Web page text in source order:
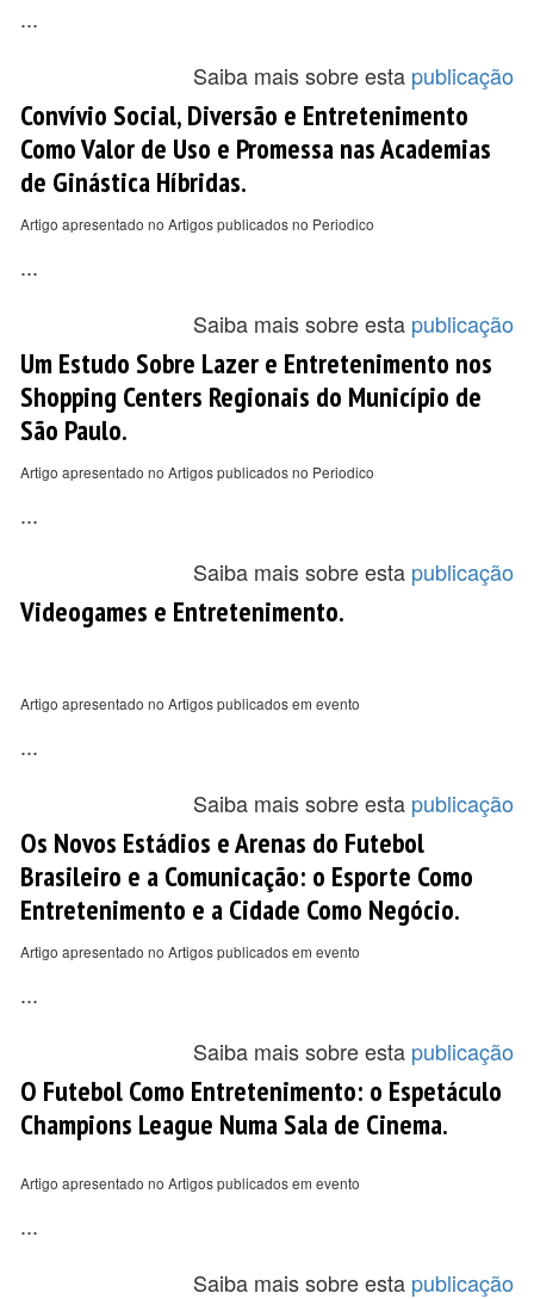
...
Saiba mais sobre esta publicação
Convívio Social, Diversão e Entretenimento
Como Valor de Uso e Promessa nas Academias
de Ginástica Híbridas.
Artigo apresentado no Artigos publicados no Periodico
...
Saiba mais sobre esta publicação
Um Estudo Sobre Lazer e Entretenimento nos
Shopping Centers Regionais do Município de
São Paulo.
Artigo apresentado no Artigos publicados no Periodico
...
Saiba mais sobre esta publicação
Videogames e Entretenimento.
Artigo apresentado no Artigos publicados em evento
...
Saiba mais sobre esta publicação
Os Novos Estádios e Arenas do Futebol
Brasileiro e a Comunicação: o Esporte Como
Entretenimento e a Cidade Como Negócio.
Artigo apresentado no Artigos publicados em evento
...
Saiba mais sobre esta publicação
O Futebol Como Entretenimento: o Espetáculo
Champions League Numa Sala de Cinema.
Artigo apresentado no Artigos publicados em evento
...
Saiba mais sobre esta publicação